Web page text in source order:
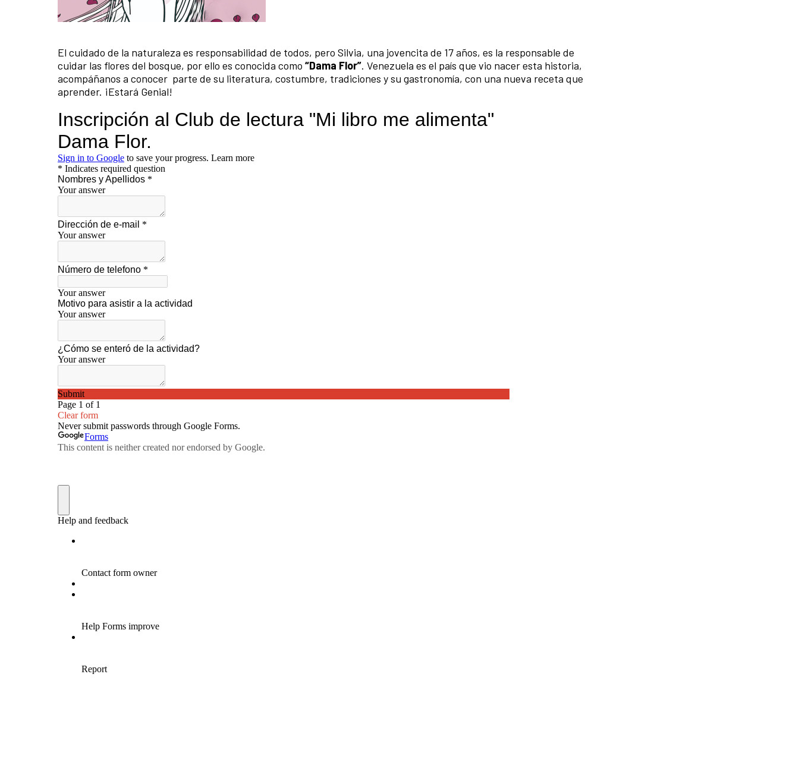
El cuidado de la naturaleza es responsabilidad de todos, pero Silvia, una jovencita de 17 años, es la responsable de
cuidar las flores del bosque, por ello es conocida como “Dama Flor”. Venezuela es el país que vio nacer esta historia,
acompáñanos a conocer parte de su literatura, costumbre, tradiciones y su gastronomía, con una nueva receta que
aprender. ¡Estará Genial!